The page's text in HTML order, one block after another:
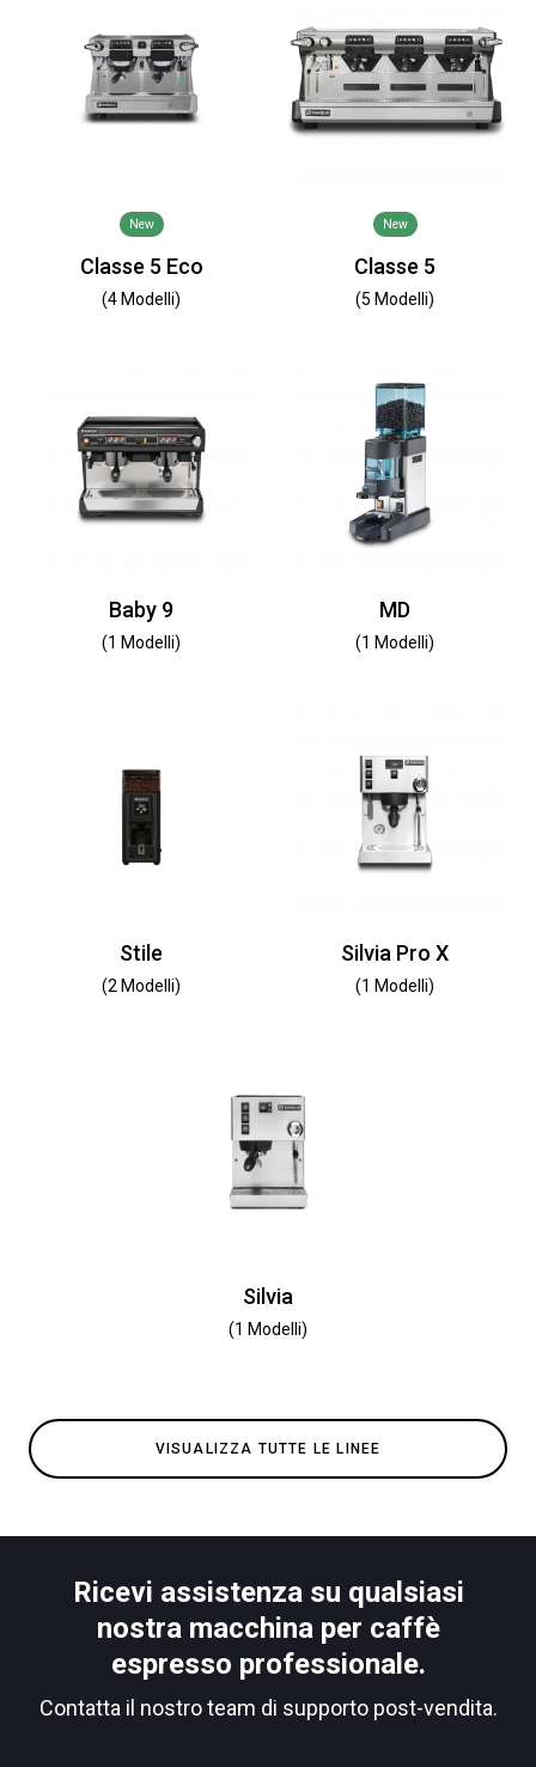
New
Classe 5 Eco
(4 Modelli)
New
Classe 5
(5 Modelli)
Baby 9
(1 Modelli)
MD
(1 Modelli)
Stile
(2 Modelli)
Silvia Pro X
(1 Modelli)
Silvia
(1 Modelli)
VISUALIZZA TUTTE LE LINEE
Ricevi assistenza su qualsiasi
nostra macchina per caffè
espresso professionale.
Contatta il nostro team di supporto post-vendita.